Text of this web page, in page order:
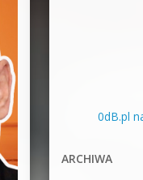
0dB.pl
ARCHIWA